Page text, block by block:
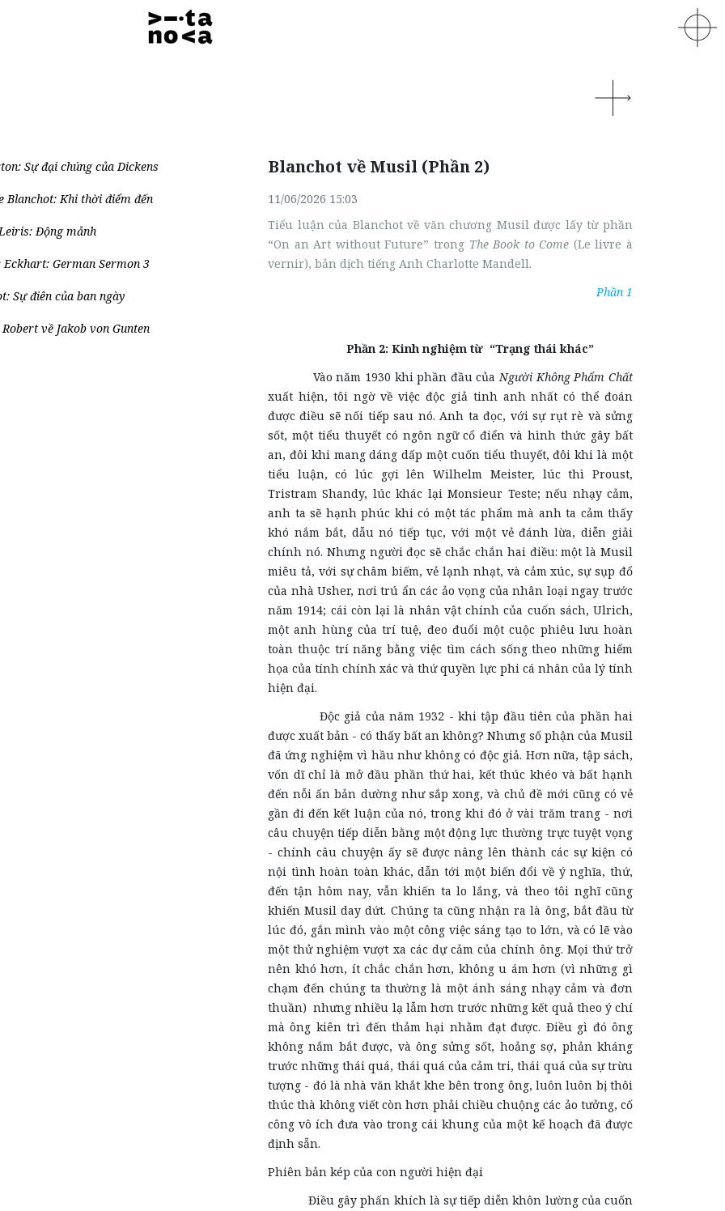
Sự đại chúng của Dickens
Blanchot: Khi thời điểm đến
Động mảnh
German Sermon 3
Sự điên của ban ngày
về Jakob von Gunten
Blanchot về Musil (Phần 2)
11/06/2026 15:03
Tiểu luận của Blanchot về văn chương Musil được lấy từ phần
“On an Art without Future” trong The Book to Come (Le livre à
vernir), bản dịch tiếng Anh Charlotte Mandell.
Phần 1
Phần 2: Kinh nghiệm từ “Trạng thái khác”
Vào năm 1930 khi phần đầu củaNgười Không Phẩm Chất
xuất hiện, tôi ngờ về việc độc giả tinh anh nhất có thể đoán
được điều sẽ nối tiếp sau nó. Anh ta đọc, với sự rụt rè và sửng
sốt, một tiểu thuyết có ngôn ngữ cổ điển và hình thức gây bất
an, đôi khi mang dáng dấp một cuốn tiểu thuyết, đôi khi là một
tiểu luận, có lúc gợi lên Wilhelm Meister, lúc thì Proust,
Tristram Shandy, lúc khác lại Monsieur Teste; nếu nhạy cảm,
anh ta sẽ hạnh phúc khi có một tác phẩm mà anh ta cảm thấy
khó nắm bắt, dẫu nó tiếp tục, với một vẻ đánh lừa, diễn giải
chính nó. Nhưng người đọc sẽ chắc chắn hai điều: một là Musil
miêu tả, với sự châm biếm, vẻ lạnh nhạt, và cảm xúc, sự sụp đổ
của nhà Usher, nơi trú ẩn các ảo vọng của nhân loại ngay trước
năm 1914; cái còn lại là nhân vật chính của cuốn sách, Ulrich,
một anh hùng của trí tuệ, đeo đuổi một cuộc phiêu lưu hoàn
toàn thuộc trí năng bằng việc tìm cách sống theo những hiểm
họa của tính chính xác và thứ quyền lực phi cá nhân của lý tính
hiện đại.
Độc giả của năm 1932 - khi tập đầu tiên của phần hai
được xuất bản - có thấy bất an không? Nhưng số phận của Musil
đã ứng nghiệm vì hầu như không có độc giả. Hơn nữa, tập sách,
vốn dĩ chỉ là mở đầu phần thứ hai, kết thúc khéo và bất hạnh
đến nỗi ấn bản dường như sắp xong, và chủ đề mới cũng có vẻ
gần đi đến kết luận của nó, trong khi đó ở vài trăm trang - nơi
câu chuyện tiếp diễn bằng một động lực thường trực tuyệt vọng
- chính câu chuyện ấy sẽ được nâng lên thành các sự kiện có
nội tình hoàn toàn khác, dẫn tới một biến đổi về ý nghĩa, thứ,
đến tận hôm nay, vẫn khiến ta lo lắng, và theo tôi nghĩ cũng
khiến Musil day dứt. Chúng ta cũng nhận ra là ông, bắt đầu từ
lúc đó, gắn mình vào một công việc sáng tạo to lớn, và có lẽ vào
một thử nghiệm vượt xa các dự cảm của chính ông. Mọi thứ trở
nên khó hơn, ít chắc chắn hơn, không u ám hơn (vì những gì
chạm đến chúng ta thường là một ánh sáng nhạy cảm và đơn
thuần) nhưng nhiều lạ lẫm hơn trước những kết quả theo ý chí
mà ông kiên trì đến thảm hại nhằm đạt được. Điều gì đó ông
không nắm bắt được, và ông sửng sốt, hoảng sợ, phản kháng
trước những thái quá, thái quá của cảm tri, thái quá của sự trừu
tượng - đó là nhà văn khắt khe bên trong ông, luôn luôn bị thôi
thúc thà không viết còn hơn phải chiều chuộng các ảo tưởng, cố
công vô ích đưa vào trong cái khung của một kế hoạch đã được
định sẵn.
Phiên bản kép của con người hiện đại
Điều gây phấn khích là sự tiếp diễn khôn lường của cuốn